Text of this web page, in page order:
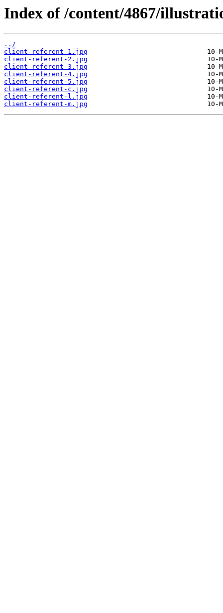
Index of /content/4867/
../
client-referent-1.jpg
client-referent-2.jpg
client-referent-3.jpg
client-referent-4.jpg
client-referent-5.jpg
client-referent-c.jpg
client-referent-l.jpg
client-referent-m.jpg